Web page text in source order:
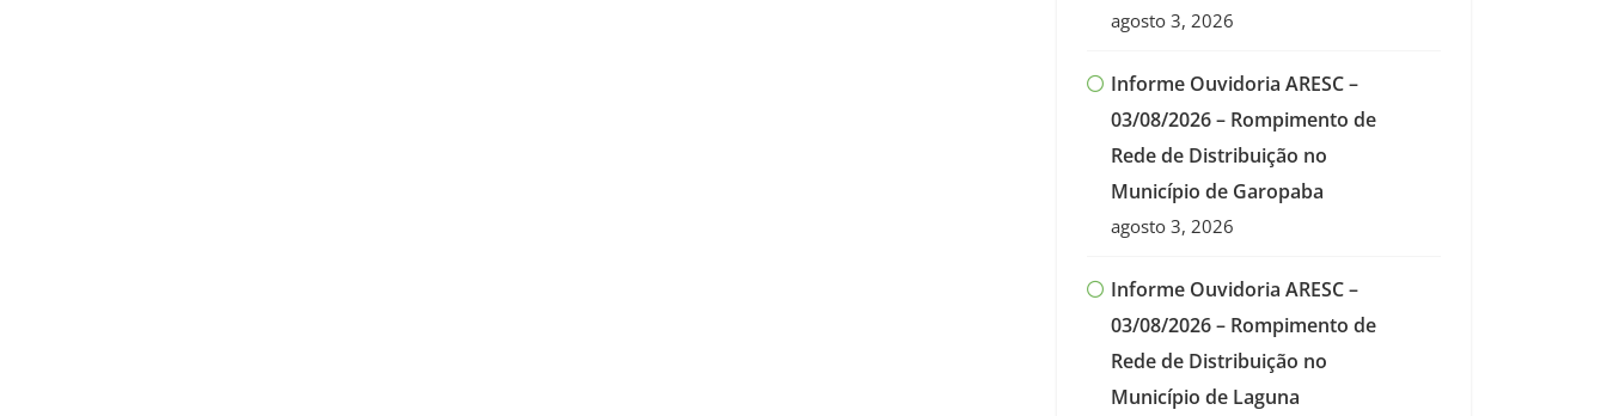
agosto 3, 2026
Informe Ouvidoria ARESC –
03/08/2026 – Rompimento de
Rede de Distribuição no
Município de Garopaba
agosto 3, 2026
Informe Ouvidoria ARESC –
03/08/2026 – Rompimento de
Rede de Distribuição no
Município de Laguna